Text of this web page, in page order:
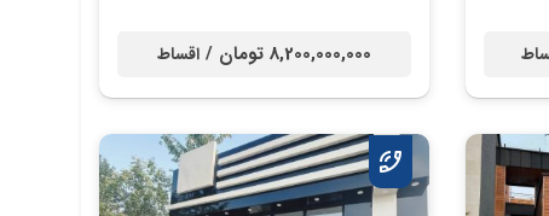
8,200,000,000 تومان / اقساط